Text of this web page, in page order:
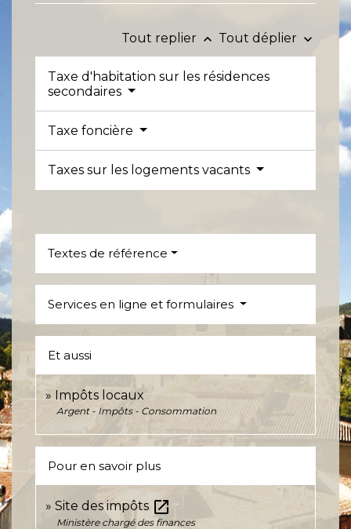
Tout replier keyboard_arrow_up Tout déplier keyboard_arrow_down
Taxe d'habitation sur les résidences
secondaires
Taxe foncière
Taxes sur les logements vacants
Textes de référence
Services en ligne et formulaires
Et aussi
Impôts locaux
Argent - Impôts - Consommation
Pour en savoir plus
Site des impôts open_in_new
Ministère chargé des finances